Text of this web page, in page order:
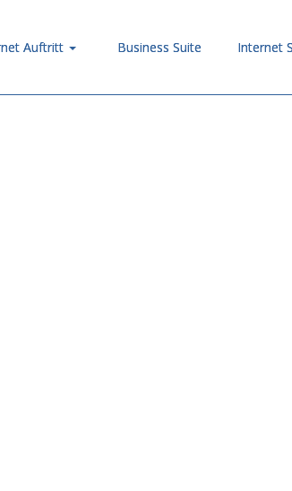
Auftritt Business Suite Internet